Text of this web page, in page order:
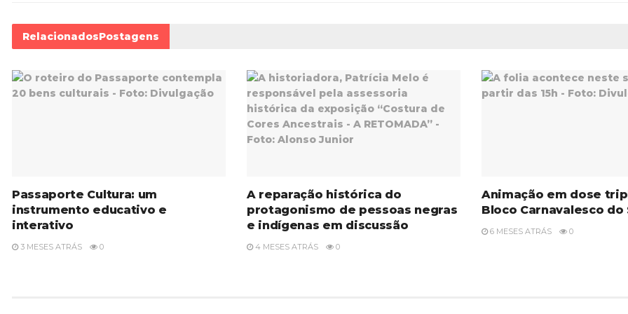
RelacionadosPostagens
Passaporte Cultura: um
instrumento educativo e
interativo
3 MESES ATRÁS 0
A reparação histórica do
protagonismo de pessoas negras
e indígenas em discussão
4 MESES ATRÁS 0
Animação em dose
Bloco Carnavalesco do
6 MESES ATRÁS 0